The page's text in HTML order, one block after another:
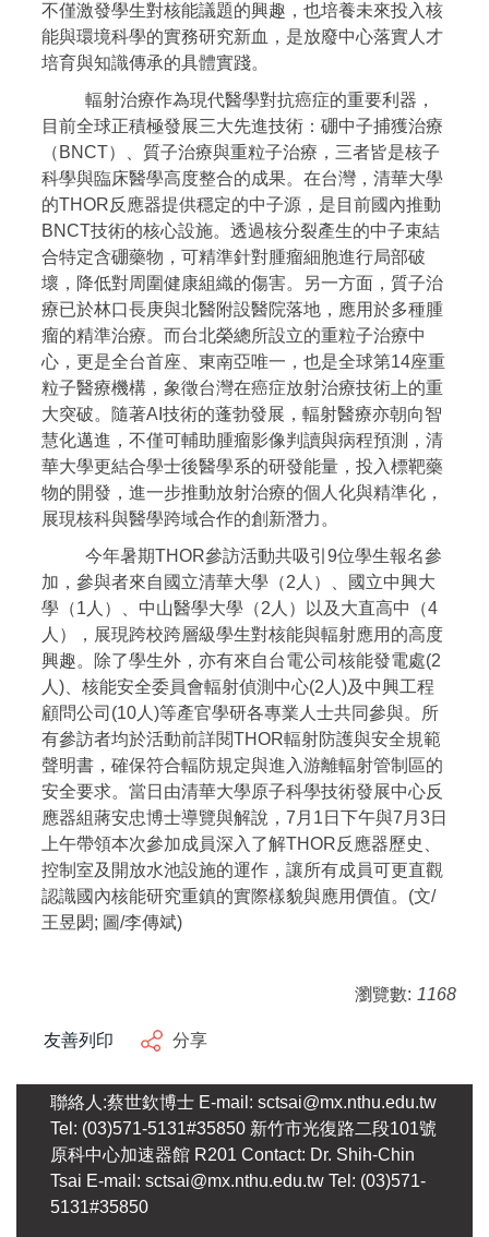
不僅激發學生對核能議題的興趣，也培養未來投入核
能與環境科學的實務研究新血，是放廢中心落實人才
培育與知識傳承的具體實踐。
輻射治療作為現代醫學對抗癌症的重要利器，
目前全球正積極發展三大先進技術：硼中子捕獲治療
（BNCT）、質子治療與重粒子治療，三者皆是核子
科學與臨床醫學高度整合的成果。在台灣，清華大學
的THOR反應器提供穩定的中子源，是目前國內推動
BNCT技術的核心設施。透過核分裂產生的中子束結
合特定含硼藥物，可精準針對腫瘤細胞進行局部破
壞，降低對周圍健康組織的傷害。另一方面，質子治
療已於林口長庚與北醫附設醫院落地，應用於多種腫
瘤的精準治療。而台北榮總所設立的重粒子治療中
心，更是全台首座、東南亞唯一，也是全球第14座重
粒子醫療機構，象徵台灣在癌症放射治療技術上的重
大突破。隨著AI技術的蓬勃發展，輻射醫療亦朝向智
慧化邁進，不僅可輔助腫瘤影像判讀與病程預測，清
華大學更結合學士後醫學系的研發能量，投入標靶藥
物的開發，進一步推動放射治療的個人化與精準化，
展現核科與醫學跨域合作的創新潛力。
今年暑期THOR參訪活動共吸引9位學生報名參
加，參與者來自國立清華大學（2人）、國立中興大
學（1人）、中山醫學大學（2人）以及大直高中（4
人），展現跨校跨層級學生對核能與輻射應用的高度
興趣。除了學生外，亦有來自台電公司核能發電處(2
人)、核能安全委員會輻射偵測中心(2人)及中興工程
顧問公司(10人)等產官學研各專業人士共同參與。所
有參訪者均於活動前詳閱THOR輻射防護與安全規範
聲明書，確保符合輻防規定與進入游離輻射管制區的
安全要求。當日由清華大學原子科學技術發展中心反
應器組蔣安忠博士導覽與解說，7月1日下午與7月3日
上午帶領本次參加成員深入了解THOR反應器歷史
控制室及開放水池設施的運作，讓所有成員可更直觀
認識國內核能研究重鎮的實際樣貌與應用價值。(文/
王昱閎; 圖/李傳斌)
瀏覽數: 1168
友善列印 分享
聯絡人:蔡世欽博士 E-mail: sctsai@mx.nthu.edu.tw
Tel: (03)571-5131#35850 新竹市光復路二段101號
原科中心加速器館 R201 Contact: Dr. Shih-Chin
Tsai E-mail: sctsai@mx.nthu.edu.tw Tel: (03)571-
5131#35850